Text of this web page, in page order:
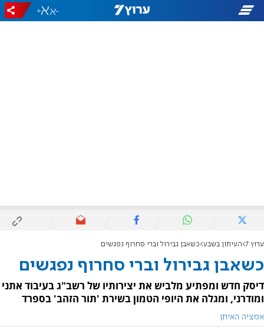
-
+
ערוץ 7 העיתון בשבע כשאבן גבירול וברי סחרוף נפגשים
כשאבן גבירול וברי סחרוף נפגשים
דיסק חדש ומפתיע מלביש את יצירותיו של רשב"ג בעיבוד אתני
ומודרני, ומגלה את היופי הטמון בשירת 'תור הזהב' בספרד
אמציה האיתן